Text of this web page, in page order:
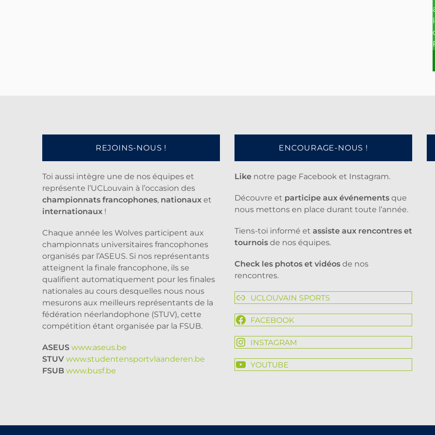
REJOINS-NOUS !
Toi aussi intègre une de nos équipes et
représente l’UCLouvain à l’occasion des
championnats francophones, nationaux et
internationaux !
Chaque année les Wolves participent aux
championnats universitaires francophones
organisés par l’ASEUS. Si nos représentants
atteignent la finale francophone, ils se
qualifient automatiquement pour les finales
nationales au cours desquelles nous nous
mesurons aux meilleurs représentants de la
fédération néerlandophone (STUV), cette
compétition étant organisée par la FSUB.
ASEUS www.aseus.be
STUV www.studentensportvlaanderen.be
FSUB www.busf.be
ENCOURAGE-NOUS !
Like notre page Facebook et Instagram.
Découvre et participe aux événements que
nous mettons en place durant toute l’année.
Tiens-toi informé et assiste aux rencontres et
tournois de nos équipes.
Check les photos et vidéos de nos
rencontres.
UCLOUVAIN SPORTS
FACEBOOK
INSTAGRAM
YOUTUBE